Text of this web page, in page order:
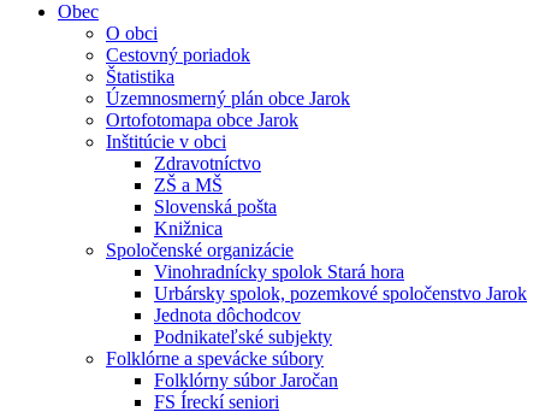
Obec
O obci
Cestovný poriadok
Štatistika
Územnosmerný plán obce Jarok
Ortofotomapa obce Jarok
Inštitúcie v obci
Zdravotníctvo
ZŠ a MŠ
Slovenská pošta
Knižnica
Spoločenské organizácie
Vinohradnícky spolok Stará hora
Urbársky spolok, pozemkové spoločenstvo Jarok
Jednota dôchodcov
Podnikateľské subjekty
Folklórne a spevácke súbory
Folklórny súbor Jaročan
FS Íreckí seniori